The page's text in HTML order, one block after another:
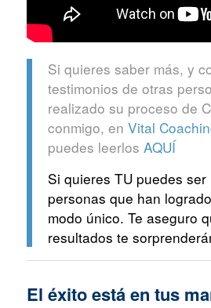
Si quieres saber más, y
testimonios de otras
realizado su proceso de
conmigo, en Vital
puedes leerlos AQUÍ
Si quieres TU puedes
personas que han
modo único. Te aseguro
resultados te
El éxito está en tus